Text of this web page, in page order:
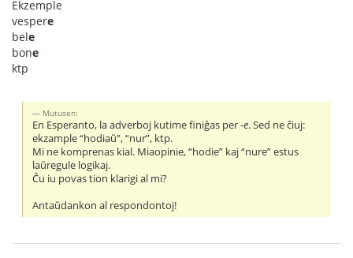
Ekzemple
vespere
bele
bone
ktp
Mutusen:
En Esperanto, la adverboj kutime finiĝas per-e. Sed ne ĉiuj:
ekzample “hodiaŭ”, “nur”, ktp.
Mi ne komprenas kial. Miaopinie, “hodie” kaj “nure” estus
laŭregule logikaj.
Ĉu iu povas tion klarigi al mi?
Antaŭdankon al respondontoj!